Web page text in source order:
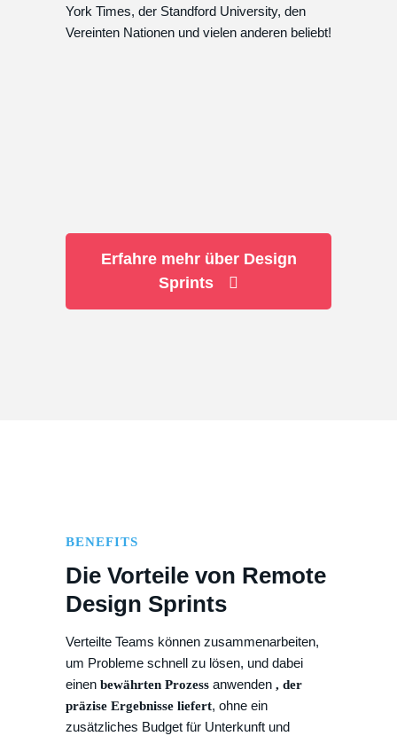
York Times, der Standford University, den
Vereinten Nationen und vielen anderen beliebt!
Erfahre mehr über Design
Sprints
BENEFITS
Die Vorteile von Remote
Design Sprints
Verteilte Teams können zusammenarbeiten,
um Probleme schnell zu lösen, und dabei
einen bewährten Prozess anwenden , der
präzise Ergebnisse liefert, ohne ein
zusätzliches Budget für Unterkunft und